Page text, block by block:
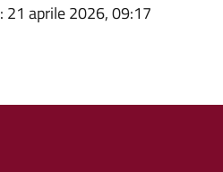
: 21 aprile 2026, 09:17